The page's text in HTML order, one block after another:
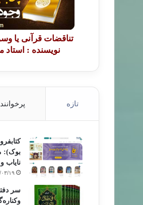
مسلمـان در اطاعت الله
تناقضات قرآنی یا
نویسنده : استاد
تازه
بوک):
نایاب
۰۵/
سر